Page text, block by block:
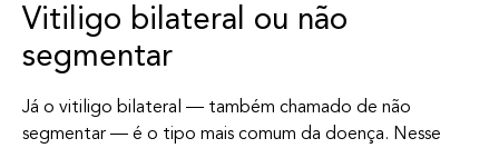
Vitiligo bilateral ou não
segmentar
Já o vitiligo bilateral — também chamado de não
segmentar — é o tipo mais comum da doença. Nesse